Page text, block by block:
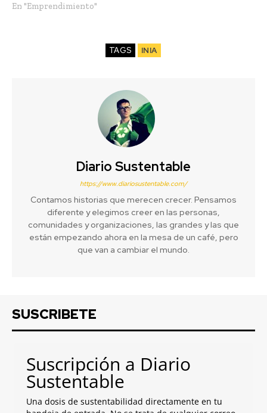
En "Emprendimiento"
TAGS INIA
Diario Sustentable
https://www.diariosustentable.com/
Contamos historias que merecen crecer. Pensamos
diferente y elegimos creer en las personas,
comunidades y organizaciones, las grandes y las que
están empezando ahora en la mesa de un café, pero
que van a cambiar el mundo.
SUSCRIBETE
Suscripción a Diario
Sustentable
Una dosis de sustentabilidad directamente en tu